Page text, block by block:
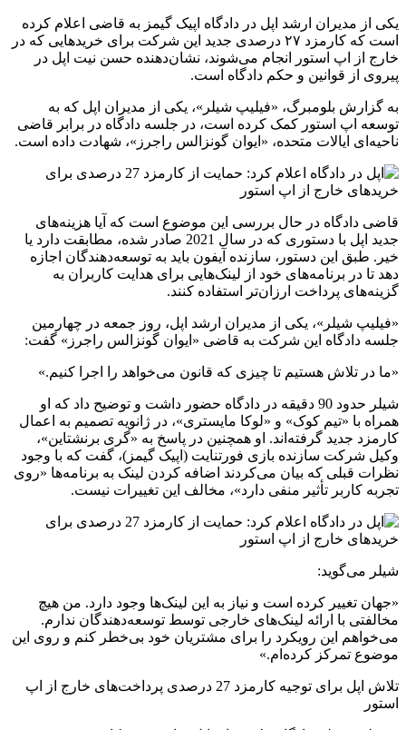
یکی از مدیران ارشد اپل در دادگاه اپیک گیمز به قاضی اعلام کرده
است که کارمزد ۲۷ درصدی جدید این شرکت برای خریدهایی که در
خارج از اپ استور انجام می‌شوند، نشان‌دهنده حسن نیت اپل در
پیروی از قوانین و حکم دادگاه است.
به گزارش بلومبرگ، «فیلیپ شیلر»، یکی از مدیران اپل که به
توسعه اپ استور کمک کرده است، در جلسه دادگاه در برابر قاضی
ناحیه‌ای ایالات متحده، «ایوان گونزالس راجرز»، شهادت داده است.
قاضی دادگاه در حال بررسی این موضوع است که آیا هزینه‌های
جدید اپل با دستوری که در سال 2021 صادر شده، مطابقت دارد یا
خیر. طبق این دستور، سازنده آیفون باید به توسعه‌دهندگان اجازه
دهد تا در برنامه‌های خود از لینک‌هایی برای هدایت کاربران به
گزینه‌های پرداخت ارزان‌تر استفاده کنند.
«فیلیپ شیلر»، یکی از مدیران ارشد اپل، روز جمعه در چهارمین
جلسه دادگاه این شرکت به قاضی «ایوان گونزالس راجرز» گفت:
«ما در تلاش هستیم تا چیزی که قانون می‌خواهد را اجرا کنیم.»
شیلر حدود 90 دقیقه در دادگاه حضور داشت و توضیح داد که او
همراه با «تیم کوک» و «لوکا مایستری»، در ژانویه تصمیم به اعمال
کارمزد جدید گرفته‌اند. او همچنین در پاسخ به «گری برنشتاین»،
وکیل شرکت سازنده بازی فورتنایت (اپیک گیمز)، گفت که با وجود
نظرات قبلی که بیان می‌کردند اضافه کردن لینک به برنامه‌ها «روی
تجربه کاربر تأثیر منفی دارد»، مخالف این تغییرات نیست.
شیلر می‌گوید:
«جهان تغییر کرده است و نیاز به این لینک‌ها وجود دارد. من هیچ
مخالفتی با ارائه لینک‌های خارجی توسط توسعه‌دهندگان ندارم.
می‌خواهم این رویکرد را برای مشتریان خود بی‌خطر کنم و روی این
موضوع تمرکز کرده‌ام.»
تلاش اپل برای توجیه کارمزد 27 درصدی پرداخت‌های خارج از اپ
استور